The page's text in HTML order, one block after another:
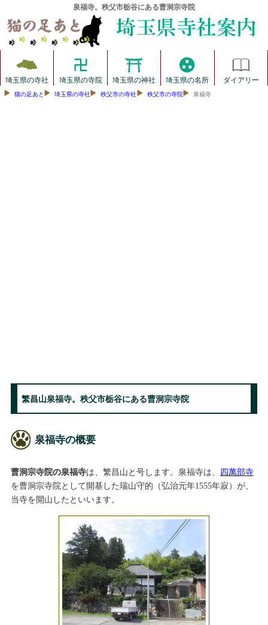
泉福寺。秩父市栃谷にある曹洞宗寺院
埼玉県の寺社 埼玉県の寺院 埼玉県の神社 埼玉県の名所 ダイアリー
猫の足あと 埼玉県の寺社 秩父市の寺社 秩父市の寺院 泉福寺
繁昌山泉福寺。秩父市栃谷にある曹洞宗寺院
泉福寺の概要
曹洞宗寺院の泉福寺は、繁昌山と号します。泉福寺は、 四萬部寺
を曹洞宗寺院として開基した瑞山守的（弘治元年1555年寂）が、
当寺を開山したといいます。